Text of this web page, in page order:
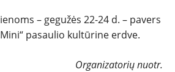
– gegužės 22-24 d. – pavers
pasaulio kultūrine erdve.
Organizatorių nuotr.